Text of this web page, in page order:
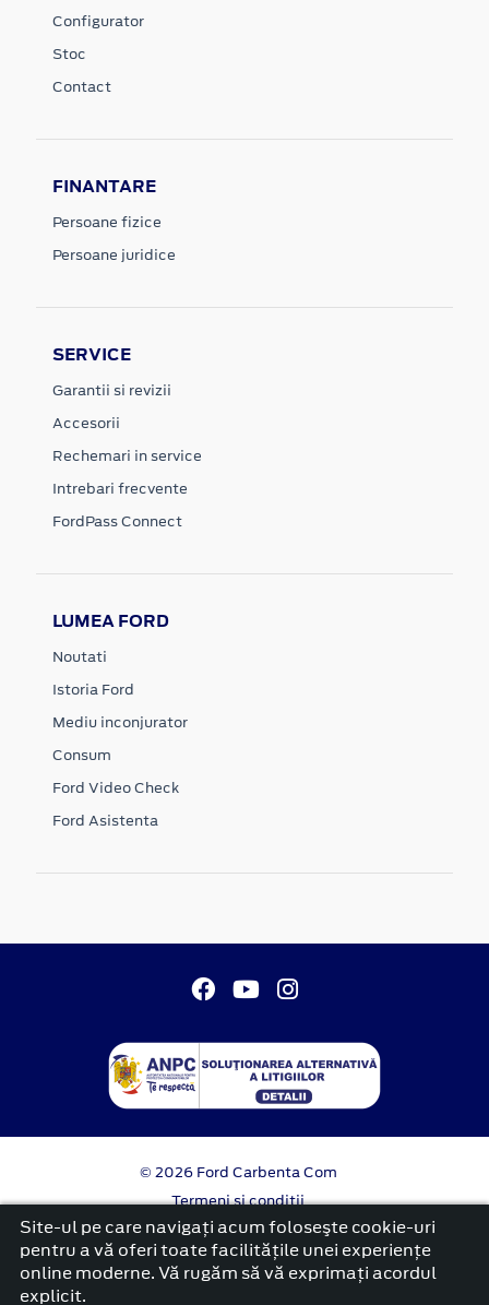
Configurator
Stoc
Contact
FINANTARE
Persoane fizice
Persoane juridice
SERVICE
Garantii si revizii
Accesorii
Rechemari in service
Intrebari frecvente
FordPass Connect
LUMEA FORD
Noutati
Istoria Ford
Mediu inconjurator
Consum
Ford Video Check
Ford Asistenta
© 2026 Ford Carbenta Com
Termeni si conditii
Confidentialitate
Politica cookies
platformă dezvoltată de Workleto
Site-ul pe care navigați acum foloseşte cookie-uri
pentru a vă oferi toate facilitățile unei experiențe
online moderne. Vă rugăm să vă exprimați acordul
explicit.